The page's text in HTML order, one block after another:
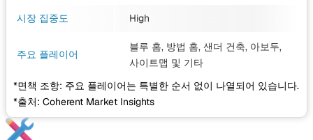
시장 집중도 High
주요 플레이어
블루 홈, 방법 홈, 샌더 건축, 아보두,
사이트맵 및 기타
*면책 조항: 주요 플레이어는 특별한 순서 없이 나열되어 있습니다.
*출처: Coherent Market Insights